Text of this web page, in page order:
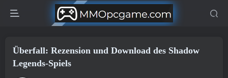
Überfall: Rezension und Download des Shadow
Legends-Spiels